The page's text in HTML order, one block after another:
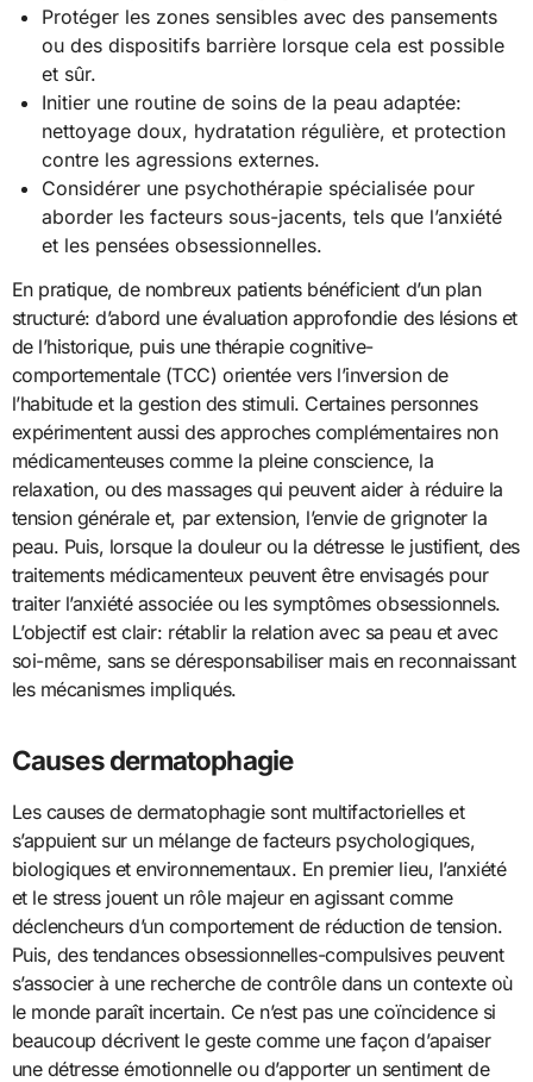
Protéger les zones sensibles avec des pansements
ou des dispositifs barrière lorsque cela est possible
et sûr.
Initier une routine de soins de la peau adaptée:
nettoyage doux, hydratation régulière, et protection
contre les agressions externes.
Considérer une psychothérapie spécialisée pour
aborder les facteurs sous-jacents, tels que l’anxiété
et les pensées obsessionnelles.
En pratique, de nombreux patients bénéficient d’un plan
structuré: d’abord une évaluation approfondie des lésions et
de l’historique, puis une thérapie cognitive-
comportementale (TCC) orientée vers l’inversion de
l’habitude et la gestion des stimuli. Certaines personnes
expérimentent aussi des approches complémentaires non
médicamenteuses comme la pleine conscience, la
relaxation, ou des massages qui peuvent aider à réduire la
tension générale et, par extension, l’envie de grignoter la
peau. Puis, lorsque la douleur ou la détresse le justifient, des
traitements médicamenteux peuvent être envisagés pour
traiter l’anxiété associée ou les symptômes obses­sionnels.
L’objectif est clair: rétablir la relation avec sa peau et avec
soi-même, sans se déresponsabiliser mais en reconnaissant
les mécanismes impliqués.
Causes dermatophagie
Les causes de dermatophagie sont multifactorielles et
s’appuient sur un mélange de facteurs psychologiques,
biologiques et environnementaux. En premier lieu, l’anxiété
et le stress jouent un rôle majeur en agissant comme
déclencheurs d’un comportement de réduction de tension.
Puis, des tendances obsessionnelles-compulsives peuvent
s’associer à une recherche de contrôle dans un contexte où
le monde paraît incertain. Ce n’est pas une coïncidence si
beaucoup décrivent le geste comme une façon d’apaiser
une détresse émotionnelle ou d’apporter un sentiment de